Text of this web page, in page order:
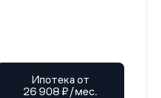
Ипотека от
26 908 ₽/мес.